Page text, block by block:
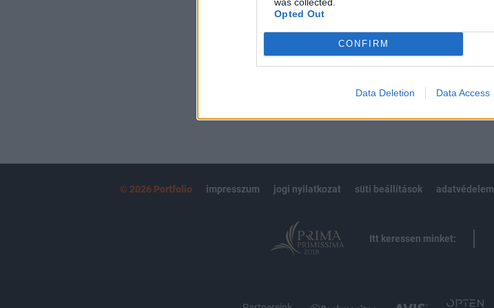
Opted Out
CONFIRM
Data Deletion Data Access
kötéslistái
Előfizetés
MÁR ELŐFIZETŐNK VAGY? BEJELENTKEZÉS
© 2026 Portfolio impresszum jogi nyilatkozat süti beállítások adatvédelem
Itt keressen minket: